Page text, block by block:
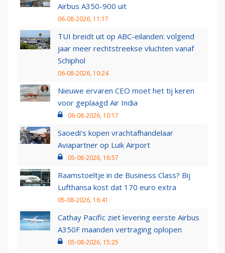
Airbus A350-900 uit
06-08-2026, 11:17
TUI breidt uit op ABC-eilanden: volgend
jaar meer rechtstreekse vluchten vanaf
Schiphol
06-08-2026, 10:24
Nieuwe ervaren CEO moet het tij keren
voor geplaagd Air India
06-08-2026, 10:17
Saoedi’s kopen vrachtafhandelaar
Aviapartner op Luik Airport
05-08-2026, 16:57
Raamstoeltje in de Business Class? Bij
Lufthansa kost dat 170 euro extra
05-08-2026, 16:41
Cathay Pacific ziet levering eerste Airbus
A350F maanden vertraging oplopen
05-08-2026, 15:25